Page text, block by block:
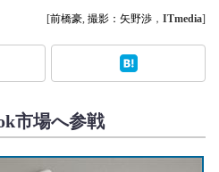
[前橋豪, 撮影：矢野渉 ， ITmedia]
市場へ参戦